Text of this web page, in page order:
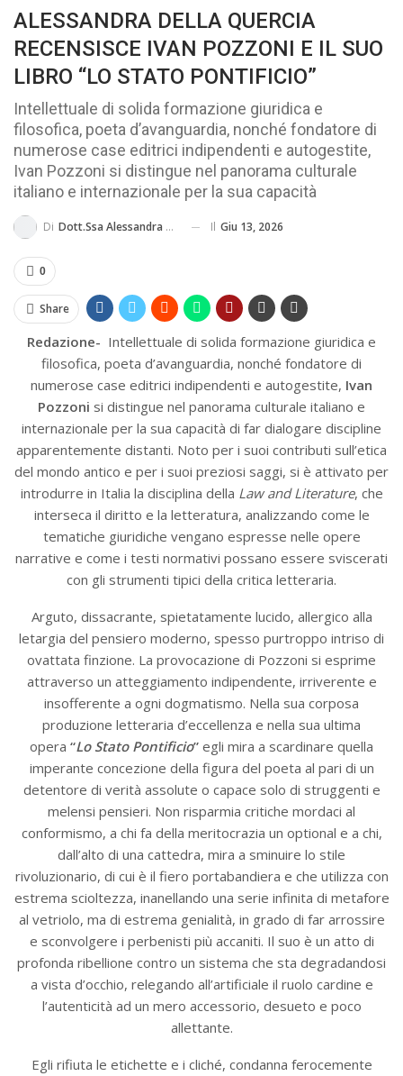
MA...
CIVILE E SOCIALE
ALESSANDRA DELLA QUERCIA
RECENSISCE IVAN POZZONI E IL SUO
LIBRO “LO STATO PONTIFICIO”
Intellettuale di solida formazione giuridica e
filosofica, poeta d’avanguardia, nonché fondatore di
numerose case editrici indipendenti e autogestite,
Ivan Pozzoni si distingue nel panorama culturale
italiano e internazionale per la sua capacità
Di Dott.ssa Alessandra Della Quercia Il Giu 13, 2026
0
Share
Redazione- Intellettuale di solida formazione giuridica e
filosofica, poeta d’avanguardia, nonché fondatore di
numerose case editrici indipendenti e autogestite, Ivan
Pozzoni si distingue nel panorama culturale italiano e
internazionale per la sua capacità di far dialogare discipline
apparentemente distanti. Noto per i suoi contributi sull’etica
del mondo antico e per i suoi preziosi saggi, si è attivato per
introdurre in Italia la disciplina della Law and Literature, che
interseca il diritto e la letteratura, analizzando come le
tematiche giuridiche vengano espresse nelle opere
narrative e come i testi normativi possano essere sviscerati
con gli strumenti tipici della critica letteraria.
Arguto, dissacrante, spietatamente lucido, allergico alla
letargia del pensiero moderno, spesso purtroppo intriso di
ovattata finzione. La provocazione di Pozzoni si esprime
attraverso un atteggiamento indipendente, irriverente e
insofferente a ogni dogmatismo. Nella sua corposa
produzione letteraria d’eccellenza e nella sua ultima
opera “Lo Stato Pontificio” egli mira a scardinare quella
imperante concezione della figura del poeta al pari di un
detentore di verità assolute o capace solo di struggenti e
melensi pensieri. Non risparmia critiche mordaci al
conformismo, a chi fa della meritocrazia un optional e a chi,
dall’alto di una cattedra, mira a sminuire lo stile
rivoluzionario, di cui è il fiero portabandiera e che utilizza con
estrema scioltezza, inanellando una serie infinita di metafore
al vetriolo, ma di estrema genialità, in grado di far arrossire
e sconvolgere i perbenisti più accaniti. Il suo è un atto di
profonda ribellione contro un sistema che sta degradandosi
a vista d’occhio, relegando all’artificiale il ruolo cardine e
l’autenticità ad un mero accessorio, desueto e poco
allettante.
Egli rifiuta le etichette e i cliché, condanna ferocemente